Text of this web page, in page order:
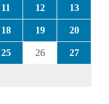
11 12 13
18 19 20
25 26 27